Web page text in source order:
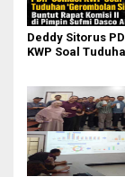
Deddy Sitorus
KWP Soal
Sufmi Dasco